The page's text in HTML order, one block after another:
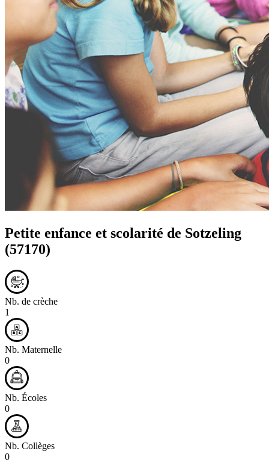
Petite enfance et scolarité de Sotzeling
(57170)
Nb. de crèche
1
Nb. Maternelle
0
Nb. Écoles
0
Nb. Collèges
0